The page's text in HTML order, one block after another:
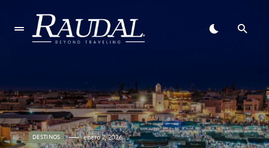
DESTINOS enero 7, 2026